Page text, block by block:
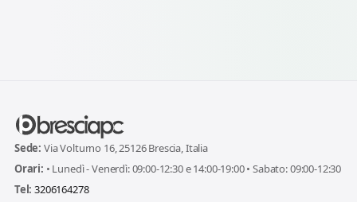
Sede: Via Volturno 16, 25126 Brescia, Italia
Orari: • Lunedì - Venerdì: 09:00-12:30 e 14:00-19:00 • Sabato: 09:00-12:30
Tel: 3206164278